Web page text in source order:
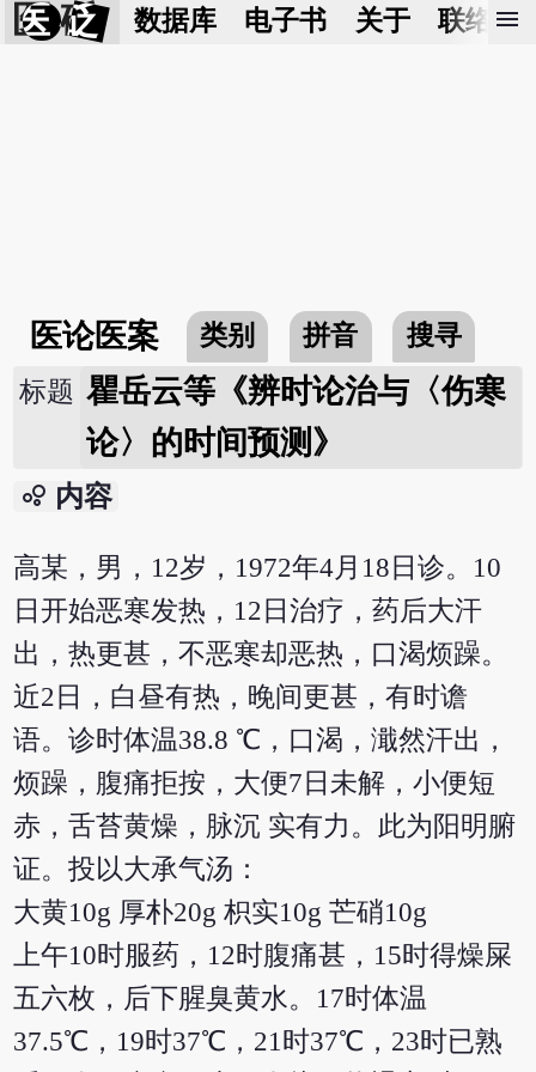
医 砭 数据库 电子书 关于 联络我
menu
医论医案 类别 拼音
搜寻
标题 瞿岳云等《辨时论治与〈伤寒
论〉的时间预测》
bubble_chart 内容
高某，男，12岁，1972年4月18日诊。10
日开始恶寒发热，12日治疗，药后大汗
出，热更甚，不恶寒却恶热，口渴烦躁。
近2日，白昼有热，晚间更甚，有时谵
语。诊时体温38.8 ℃，口渴，濈然汗出，
烦躁，腹痛拒按，大便7日未解，小便短
赤，舌苔黄燥，脉沉 实有力。此为阳明腑
证。投以大承气汤：
大黄10g 厚朴20g 枳实10g 芒硝10g
上午10时服药，12时腹痛甚，15时得燥屎
五六枚，后下腥臭黄水。17时体温
37.5℃，19时37℃，21时37℃，23时已熟